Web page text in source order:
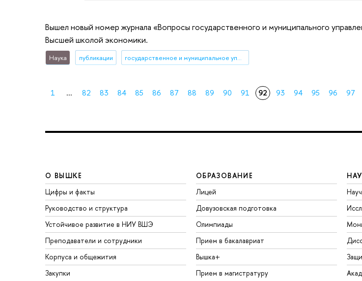
Вышел новый номер журнала «Вопросы государственного и муниципального
Высшей школой экономики.
Наука публикации государственное и муниципальное управление
1 ... 82 83 84 85 86 87 88 89 90 91 92 93 94 95 96 97
О ВЫШКЕ
Цифры и факты
Руководство и структура
Устойчивое развитие в НИУ ВШЭ
Преподаватели и сотрудники
Корпуса и общежития
Закупки
ОБРАЗОВАНИЕ
Лицей
Довузовская подготовка
Олимпиады
Прием в бакалавриат
Вышка+
Прием в магистратуру